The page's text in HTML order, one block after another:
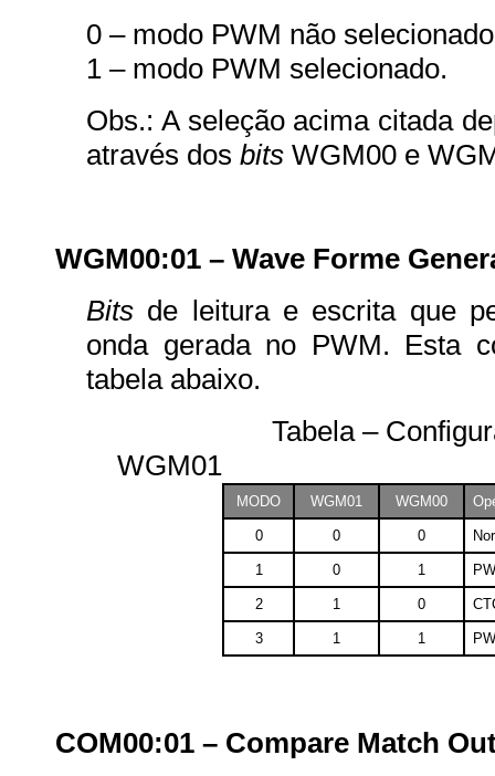
0 – modo PWM não
1 – modo PWM selecionado.
Obs.: A seleção acima citada
através dosbits WGM00 e
WGM00:01 – Wave Forme
Bits de leitura e escrita que
onda gerada no PWM. Esta
tabela abaixo.
Tabela –
WGM01
MODO WGM01 WGM00
0 0 0
1 0 1
2 1 0
3 1 1
COM00:01 – Compare Match